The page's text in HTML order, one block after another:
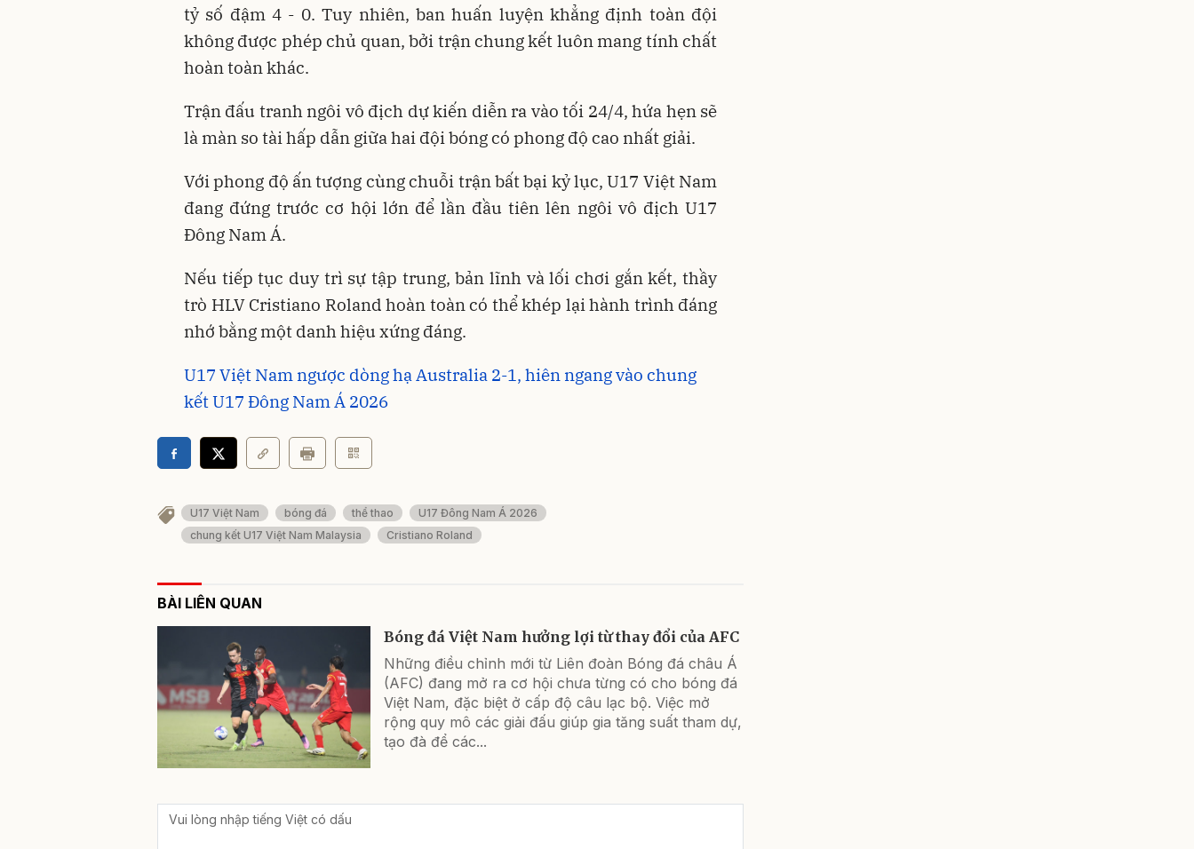
tỷ số đậm 4 - 0. Tuy nhiên, ban huấn luyện khẳng định toàn đội
không được phép chủ quan, bởi trận chung kết luôn mang tính chất
hoàn toàn khác.
Trận đấu tranh ngôi vô địch dự kiến diễn ra vào tối 24/4, hứa hẹn sẽ
là màn so tài hấp dẫn giữa hai đội bóng có phong độ cao nhất giải.
Với phong độ ấn tượng cùng chuỗi trận bất bại kỷ lục, U17 Việt Nam
đang đứng trước cơ hội lớn để lần đầu tiên lên ngôi vô địch U17
Đông Nam Á.
Nếu tiếp tục duy trì sự tập trung, bản lĩnh và lối chơi gắn kết, thầy
trò HLV Cristiano Roland hoàn toàn có thể khép lại hành trình đáng
nhớ bằng một danh hiệu xứng đáng.
U17 Việt Nam ngược dòng hạ Australia 2-1, hiên ngang vào chung
kết U17 Đông Nam Á 2026
U17 Việt Nam bóng đá thể thao
U17 Đông Nam Á 2026
chung kết U17 Việt Nam Malaysia
Cristiano Roland
BÀI LIÊN QUAN
Bóng đá Việt Nam hưởng lợi từ thay đổi của AFC
Những điều chỉnh mới từ Liên đoàn Bóng đá châu Á
(AFC) đang mở ra cơ hội chưa từng có cho bóng đá
Việt Nam, đặc biệt ở cấp độ câu lạc bộ. Việc mở
rộng quy mô các giải đấu giúp gia tăng suất tham dự,
tạo đà để các...